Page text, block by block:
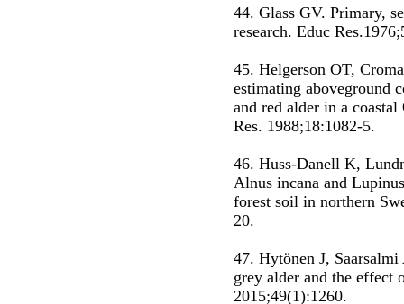
44. Glass GV. Primary,
research. Educ
45. Helgerson OT,
estimating aboveground
and red alder in a
Res. 1988;18:1082-5.
46. Huss-Danell K,
Alnus incana and
forest soil in northern
20.
47. Hytönen J,
grey alder and the
2015;49(1):1260.